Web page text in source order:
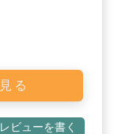
る
レビューを書く